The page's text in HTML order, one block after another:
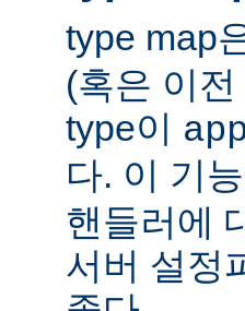
type map
(혹은 이
type이
다. 이 기
핸들러에
서버 설정